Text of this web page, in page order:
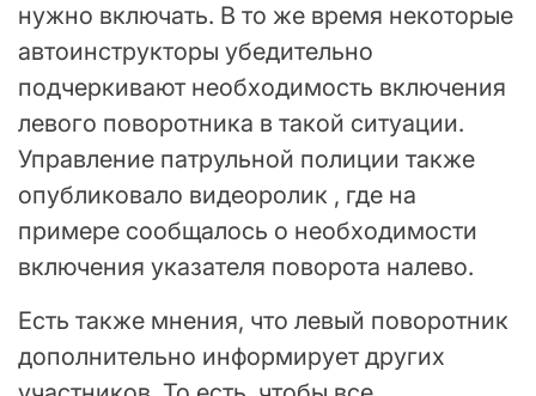
нужно включать. В то же время некоторые
автоинструкторы убедительно
подчеркивают необходимость включения
левого поворотника в такой ситуации.
Управление патрульной полиции также
опубликовало видеоролик , где на
примере сообщалось о необходимости
включения указателя поворота налево.
Есть также мнения, что левый поворотник
дополнительно информирует других